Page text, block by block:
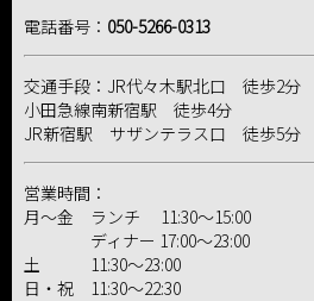
電話番号： 050-5266-0313
交通手段：JR代々木駅北口 徒歩2分
小田急線南新宿駅 徒歩4分
JR新宿駅 サザンテラス口 徒歩5分
営業時間：
月～金 ランチ 11:30～15:00
ディナー 17:00～23:00
土 11:30～23:00
日・祝 11:30～22:30